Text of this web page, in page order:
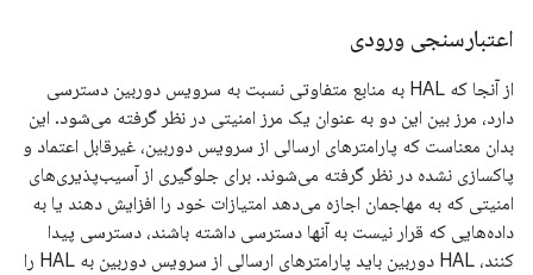
اعتبارسنجی ورودی
از آنجا که HAL به منابع متفاوتی نسبت به سرویس دوربین دسترسی
دارد، مرز بین این دو به عنوان یک مرز امنیتی در نظر گرفته می‌شود. این
بدان معناست که پارامترهای ارسالی از سرویس دوربین، غیرقابل اعتماد و
پاکسازی نشده در نظر گرفته می‌شوند. برای جلوگیری از آسیب‌پذیری‌های
امنیتی که به مهاجمان اجازه می‌دهد امتیازات خود را افزایش دهند یا به
داده‌هایی که قرار نیست به آنها دسترسی داشته باشند، دسترسی پیدا
کنند، HAL دوربین باید پارامترهای ارسالی از سرویس دوربین به HAL را